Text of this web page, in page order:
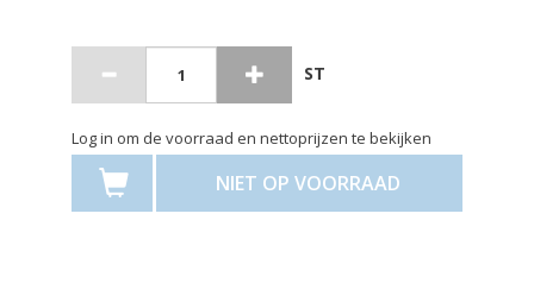
ST
Log in om de voorraad en nettoprijzen te bekijken
NIET OP VOORRAAD